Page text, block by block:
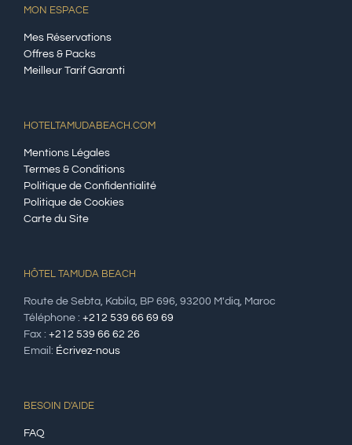
MON ESPACE
Mes Réservations
Offres & Packs
Meilleur Tarif Garanti
HOTELTAMUDABEACH.COM
Mentions Légales
Termes & Conditions
Politique de Confidentialité
Politique de Cookies
Carte du Site
HÔTEL TAMUDA BEACH
Route de Sebta, Kabila, BP 696, 93200 M'diq, Maroc
Téléphone : +212 539 66 69 69
Fax : +212 539 66 62 26
Email: Écrivez-nous
BESOIN D'AIDE
FAQ